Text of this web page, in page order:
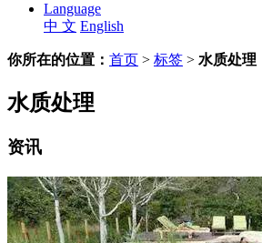
Language
中 文 English
你所在的位置： 首页 > 标签 > 水质处理
水质处理
资讯